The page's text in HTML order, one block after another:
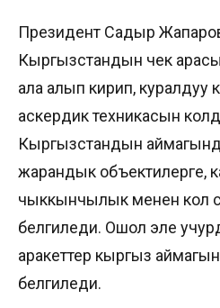
Президент Садыр
Кыргызстандын чек
ала алып кирип, куралдуу
аскердик техникасын
Кыргызстандын
жарандык объектилерге,
чыккынчылык менен кол
белгиледи. Ошол эле
аракеттер кыргыз
белгиледи.